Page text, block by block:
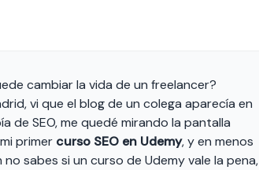
cambiar la vida de un freelancer?
vi que el blog de un colega aparecía en
de SEO, me quedé mirando la pantalla
primer curso SEO en Udemy, y en menos
sabes si un curso de Udemy vale la pena,